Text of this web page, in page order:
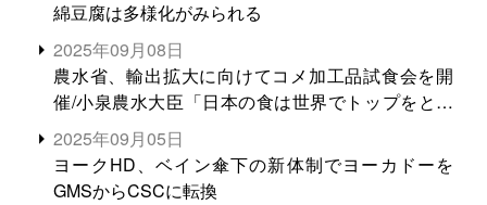
綿豆腐は多様化がみられる
2025年09月08日
農水省、輸出拡大に向けてコメ加工品試食会を開
催/小泉農水大臣「日本の食は世界でトップをとれ
る。米増産に向けて、米輸出需要の拡大を」
2025年09月05日
ヨークHD、ベイン傘下の新体制でヨーカドーを
GMSからCSCに転換